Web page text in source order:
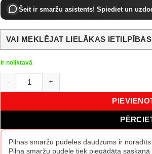
Šeit ir smaržu asistents! Spiediet un
VAI MEKLĒJAT LIELĀKAS
Ir noliktavā
Pilnas smaržu pudeles daudzums ir
Pilna smaržu pudele tiek piegādāta